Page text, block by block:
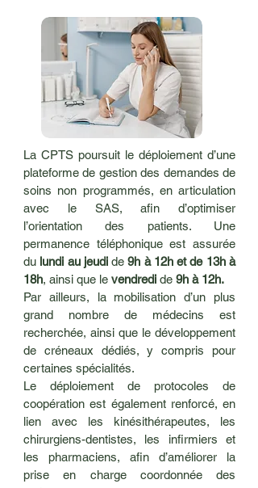
La CPTS poursuit le déploiement d’une
plateforme de gestion des demandes de
soins non programmés, en articulation
avec le SAS, afin d’optimiser
l’orientation des patients. Une
permanence téléphonique est assurée
du lundi au jeudide9h à 12h et de 13h à
18h, ainsi que le vendredi de 9h à 12h.
Par ailleurs, la mobilisation d’un plus
grand nombre de médecins est
recherchée, ainsi que le développement
de créneaux dédiés, y compris pour
certaines spécialités.
Le déploiement de protocoles de
coopération est également renforcé, en
lien avec les kinésithérapeutes, les
chirurgiens-dentistes, les infirmiers et
les pharmaciens, afin d’améliorer la
prise en charge coordonnée des